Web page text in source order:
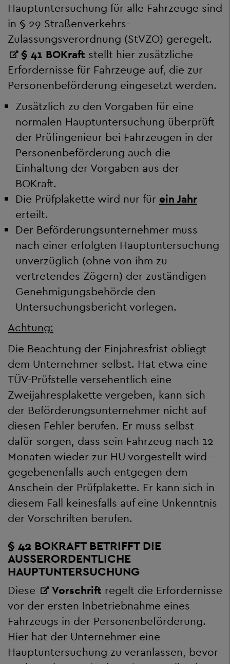
Hauptuntersuchung für alle Fahrzeuge sind
in § 29 Straßenverkehrs-
Zulassungsverordnung (StVZO) geregelt.
§ 41 BOKraft stellt hier zusätzliche
Erfordernisse für Fahrzeuge auf, die zur
Personenbeförderung eingesetzt werden.
Zusätzlich zu den Vorgaben für eine
normalen Hauptuntersuchung überprüft
der Prüfingenieur bei Fahrzeugen in der
Personenbeförderung auch die
Einhaltung der Vorgaben aus der
BOKraft.
Die Prüfplakette wird nur für ein Jahr
erteilt.
Der Beförderungsunternehmer muss
nach einer erfolgten Hauptuntersuchung
unverzüglich (ohne von ihm zu
vertretendes Zögern) der zuständigen
Genehmigungsbehörde den
Untersuchungsbericht vorlegen.
Achtung:
Die Beachtung der Einjahresfrist obliegt
dem Unternehmer selbst. Hat etwa eine
TÜV-Prüfstelle versehentlich eine
Zweijahresplakette vergeben, kann sich
der Beförderungsunternehmer nicht auf
diesen Fehler berufen. Er muss selbst
dafür sorgen, dass sein Fahrzeug nach 12
Monaten wieder zur HU vorgestellt wird –
gegebenenfalls auch entgegen dem
Anschein der Prüfplakette. Er kann sich in
diesem Fall keinesfalls auf eine Unkenntnis
der Vorschriften berufen.
§ 42 BOKRAFT BETRIFFT DIE
AUSSERORDENTLICHE H
AUPTUNTERSUCHUNG
Diese Vorschrift regelt die Erfordernisse
vor der ersten Inbetriebnahme eines
Fahrzeugs in der Personenbeförderung.
Hier hat der Unternehmer eine
Hauptuntersuchung zu veranlassen, bevor